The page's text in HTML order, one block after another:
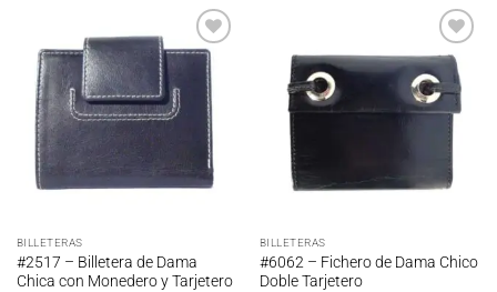
Añadir
a la
lista de
deseos
BILLETERAS
#2517 – Billetera de Dama
Chica con Monedero y Tarjetero
Añadir
a la
lista de
deseos
BILLETERAS
#6062 – Fichero de Dama Chico
Doble Tarjetero